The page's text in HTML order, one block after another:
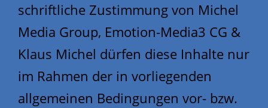
schriftliche Zustimmung von Michel
Media Group, Emotion-Media3 CG &
Klaus Michel dürfen diese Inhalte nur
im Rahmen der in vorliegenden
allgemeinen Bedingungen vor- bzw.